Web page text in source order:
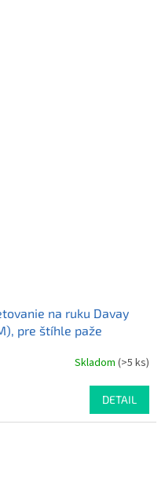
na ruku Davay
pre štíhle paže
Skladom (>5 ks)
DETAIL